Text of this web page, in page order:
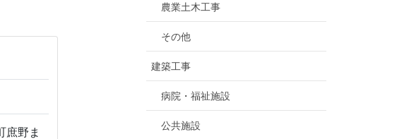
庶野ま
農業土木工事
その他
建築工事
病院・福祉施設
公共施設